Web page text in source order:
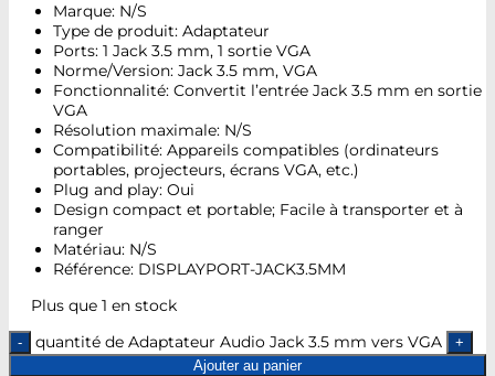
Marque: N/S
Type de produit: Adaptateur
Ports: 1 Jack 3.5 mm, 1 sortie VGA
Norme/Version: Jack 3.5 mm, VGA
Fonctionnalité: Convertit l’entrée Jack 3.5 mm en sortie
VGA
Résolution maximale: N/S
Compatibilité: Appareils compatibles (ordinateurs
portables, projecteurs, écrans VGA, etc.)
Plug and play: Oui
Design compact et portable; Facile à transporter et à
ranger
Matériau: N/S
Référence: DISPLAYPORT-JACK3.5MM
Plus que 1 en stock
quantité de Adaptateur Audio Jack 3.5 mm vers VGA
Ajouter au panier